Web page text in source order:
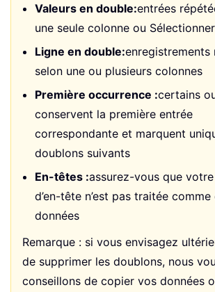
Valeurs en double:entrées
une seule colonne ou
Ligne en double:enregistrements
selon une ou plusieurs colonnes
Première occurrence :certains
conservent la première entrée
correspondante et marquent
doublons suivants
En-têtes :assurez-vous que
d’en-tête n’est pas traitée comme
données
Remarque : si vous envisagez
de supprimer les doublons, nous
conseillons de copier vos données